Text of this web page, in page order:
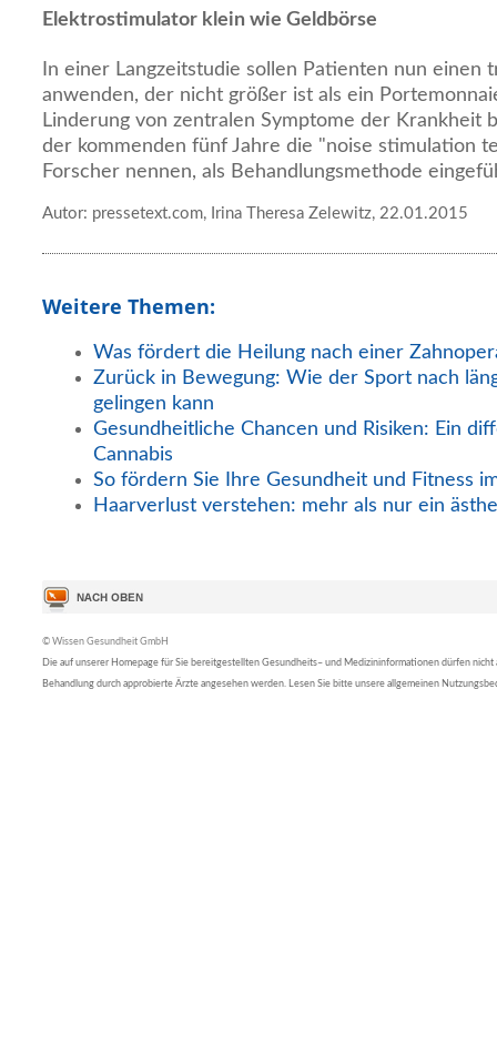
Elektrostimulator klein wie Geldbörse
In einer Langzeitstudie sollen Patienten nun einen
anwenden, der nicht größer ist als ein
Linderung von zentralen Symptome der Krankheit
der kommenden fünf Jahre die "noise stimulation
Forscher nennen, als Behandlungsmethode
Autor: pressetext.com, Irina Theresa Zelewitz, 22.01.2015
Weitere Themen:
Was fördert die Heilung nach einer
Zurück in Bewegung: Wie der Sport nach
gelingen kann
Gesundheitliche Chancen und Risiken: Ein
Cannabis
So fördern Sie Ihre Gesundheit und Fitness
Haarverlust verstehen: mehr als nur ein
© Wissen Gesundheit GmbH
Die auf unserer Homepage für Sie bereitgestellten Gesundheits– und Medizininformationen dürfen nicht
Behandlung durch approbierte Ärzte angesehen werden. Lesen Sie bitte unsere allgemeinen